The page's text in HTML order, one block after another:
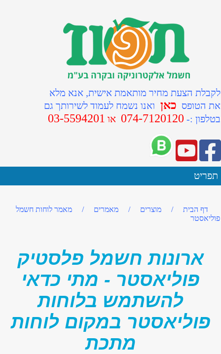
לקבלת הצעת מחיר מותאמת אישית, אנא מלא
את הטופס כאן ואנו נשמח לעמוד לשירותך גם
בטלפון :- 074-7120120 או 03-5594201
תפריט
דף הבית / מוצרים / מאמרים /
מאמר לוחות חשמל
פוליאסטר
ארונות חשמל פלסטיק
פוליאסטר - מתי כדאי
להשתמש בלוחות
פוליאסטר במקום לוחות
מתכת